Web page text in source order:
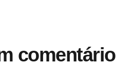
comentário